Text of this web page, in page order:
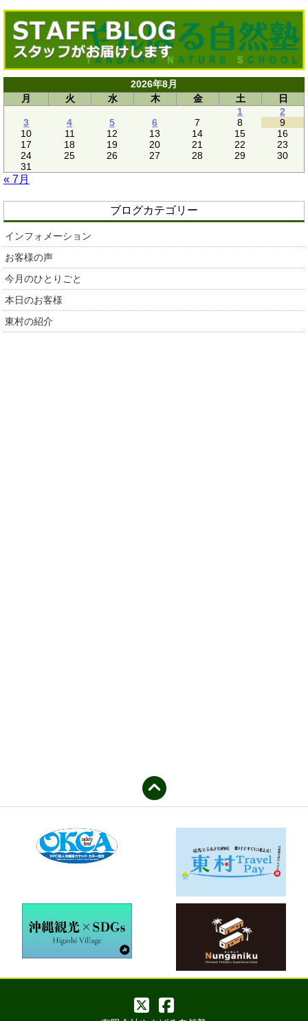
2026年8月
月
火 水 木 金 土
日
1
2
3
4 5 6 7 8
9
10
11 12 13 14 15
16
17
18 19 20 21 22
23
24
25 26 27 28 29
30
31
« 7月
ブログカテゴリー
インフォメーション
お客様の声
今月のひとりごと
本日のお客様
東村の紹介